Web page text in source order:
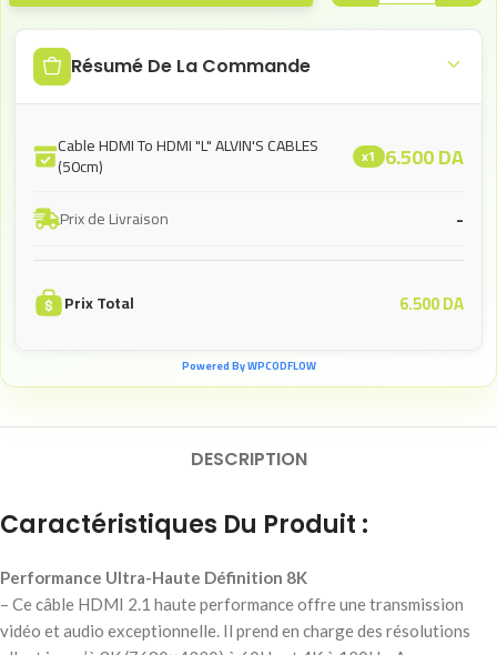
Résumé De La Commande
Cable HDMI To HDMI "L" ALVIN'S CABLES
(50cm) x1 6.500DA
Prix de Livraison -
Prix Total 6.500DA
Powered By WPCODFLOW
DESCRIPTION
Caractéristiques Du Produit :
Performance Ultra-Haute Définition 8K
– Ce câble HDMI 2.1 haute performance offre une transmission
vidéo et audio exceptionnelle. Il prend en charge des résolutions